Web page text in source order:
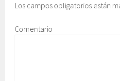
Los campos obligatorios están
Comentario